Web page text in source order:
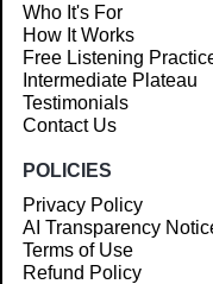
Who It's For
How It Works
Free Listening
Intermediate Plateau
Testimonials
Contact Us
POLICIES
Privacy Policy
AI Transparency
Terms of Use
Refund Policy